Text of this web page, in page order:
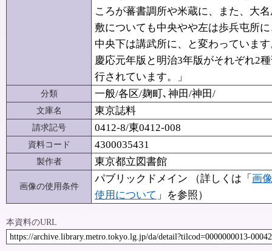
ころが蕃書調所や米蔵に、また、大
敷についても中央やや左は歩兵屯所
中央下は講武所に、と変わっていま
慶応元年版と明治3年版がそれぞれ2
行されています。」
分類 一般/各区/麹町､神田/神田/
文庫名 東京誌料
請求記号 0412-8/東0412-008
資料コード 4300035431
製作者 東京都立図書館
画像の使用条件
パブリックドメイン （詳しくは「 画
使用について 」を参照）
本資料のURL
https://archive.library.metro.tokyo.lg.jp/da/detail?tilcod=0000000013-